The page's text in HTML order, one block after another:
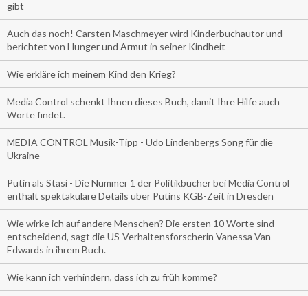
gibt
Auch das noch! Carsten Maschmeyer wird Kinderbuchautor und
berichtet von Hunger und Armut in seiner Kindheit
Wie erkläre ich meinem Kind den Krieg?
Media Control schenkt Ihnen dieses Buch, damit Ihre Hilfe auch
Worte findet.
MEDIA CONTROL Musik-Tipp - Udo Lindenbergs Song für die
Ukraine
Putin als Stasi - Die Nummer 1 der Politikbücher bei Media Control
enthält spektakuläre Details über Putins KGB-Zeit in Dresden
Wie wirke ich auf andere Menschen? Die ersten 10 Worte sind
entscheidend, sagt die US-Verhaltensforscherin Vanessa Van
Edwards in ihrem Buch.
Wie kann ich verhindern, dass ich zu früh komme?